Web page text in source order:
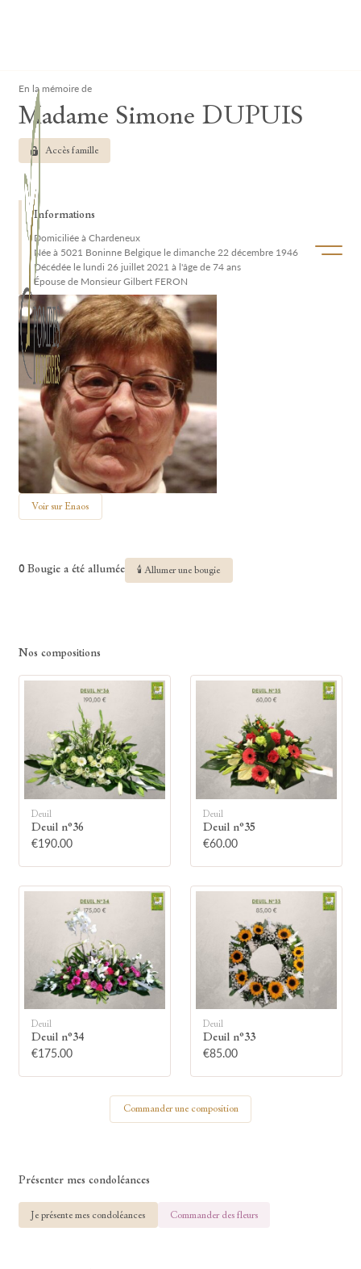
Ouvrir/
En la mémoire de
Madame Simone DUPUIS
Accès famille
Informations
Domiciliée à Chardeneux
Née à 5021 Boninne Belgique le dimanche 22 décembre 1946
Décédée le lundi 26 juillet 2021 à l'âge de 74 ans
Épouse de Monsieur Gilbert FERON
Voir sur Enaos
0 Bougie a été allumée 🕯 Allumer une bougie
Allumez une bougie
Montrez votre soutien à la famille en
allumant symboliquement une bougie.
Votre prénom
Nos compositions
Deuil
Deuil n°36
€190.00
Deuil
Deuil n°35
€60.00
Deuil
Deuil n°34
€175.00
Deuil
Deuil n°33
€85.00
Commander une composition
Présenter mes condoléances
Je présente mes condoléances Commander des fleurs